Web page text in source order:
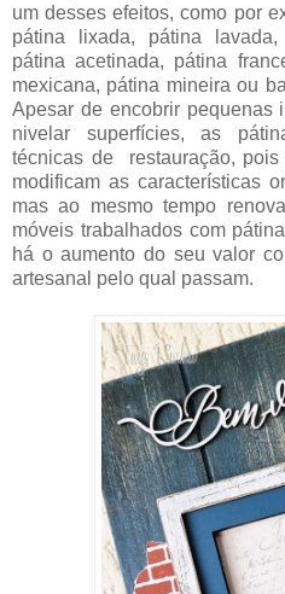
um desses efeitos, como por
pátina lixada, pátina
pátina acetinada, pátina
mexicana, pátina mineira ou
Apesar de encobrir pequenas
nivelar superfícies, as
técnicas de restauração,
modificam as características
mas ao mesmo tempo
móveis trabalhados com
há o aumento do seu valor
artesanal pelo qual passam.